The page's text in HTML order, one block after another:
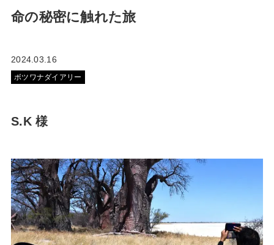
命の秘密に触れた旅
2024.03.16
ボツワナダイアリー
S.K 様